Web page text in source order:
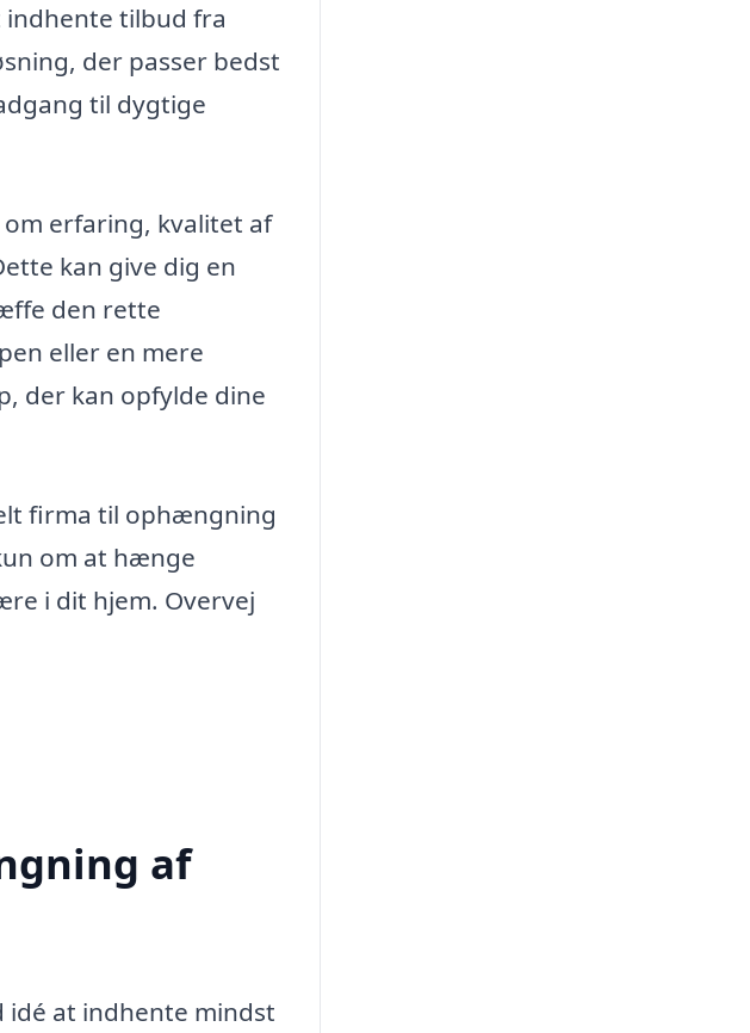
tilbud fra
der passer bedst
til dygtige
erfaring, kvalitet af
kan give dig en
den rette
eller en mere
der kan opfylde dine
firma til ophængning
om at hænge
i dit hjem. Overvej
af
idé at indhente mindst